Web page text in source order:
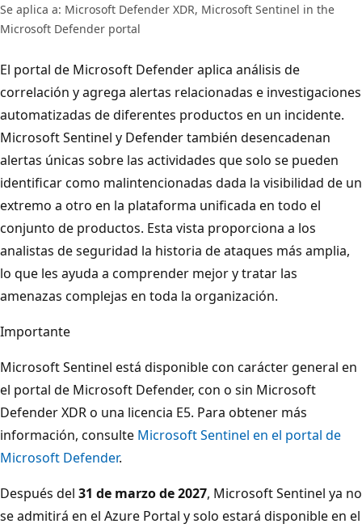
Se aplica a: Microsoft Defender XDR, Microsoft Sentinel in the
Microsoft Defender portal
El portal de Microsoft Defender aplica análisis de
correlación y agrega alertas relacionadas e investigaciones
automatizadas de diferentes productos en un incidente.
Microsoft Sentinel y Defender también desencadenan
alertas únicas sobre las actividades que solo se pueden
identificar como malintencionadas dada la visibilidad de un
extremo a otro en la plataforma unificada en todo el
conjunto de productos. Esta vista proporciona a los
analistas de seguridad la historia de ataques más amplia,
lo que les ayuda a comprender mejor y tratar las
amenazas complejas en toda la organización.
Importante
Microsoft Sentinel está disponible con carácter general en
el portal de Microsoft Defender, con o sin Microsoft
Defender XDR o una licencia E5. Para obtener más
información, consulte Microsoft Sentinel en el portal de
Microsoft Defender.
Después del 31 de marzo de 2027, Microsoft Sentinel ya no
se admitirá en el Azure Portal y solo estará disponible en el